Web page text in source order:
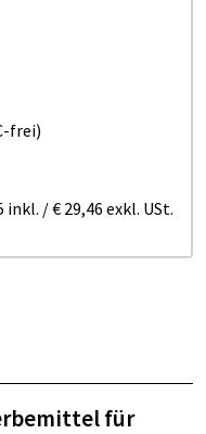
frei)
inkl. /€ 29,46 exkl. USt.
für